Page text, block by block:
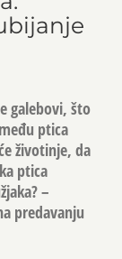
galebovi, što
ptica
životinje, da
ptica
–
predavanju